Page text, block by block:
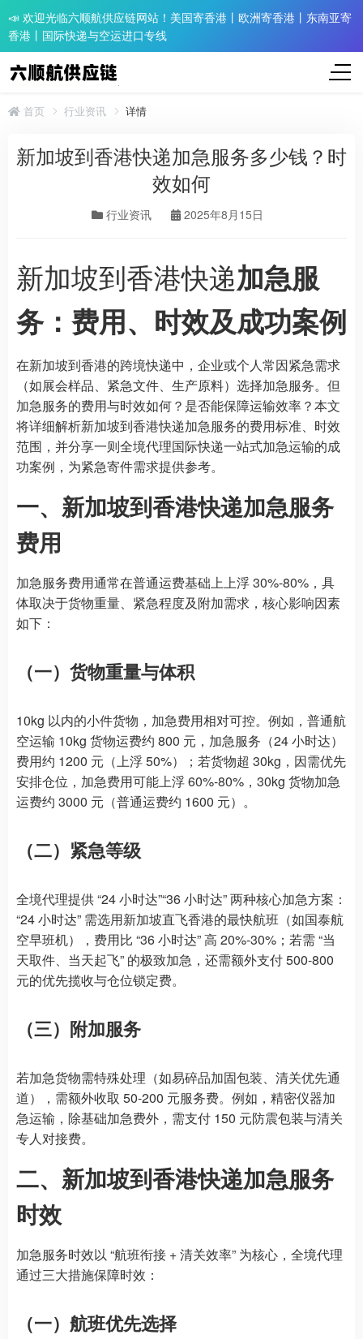
📣 欢迎光临六顺航供应链网站！美国寄香港丨欧洲寄香港丨东南亚寄
香港丨国际快递与空运进口专线
首页 行业资讯 详情
新加坡到香港快递加急服务多少钱？时
效如何
行业资讯 2025年8月15日
新加坡到香港快递加急服
务：费用、时效及成功案例
在新加坡到香港的跨境快递中，企业或个人常因紧急需求
（如展会样品、紧急文件、生产原料）选择加急服务。但
加急服务的费用与时效如何？是否能保障运输效率？本文
将详细解析新加坡到香港快递加急服务的费用标准、时效
范围，并分享一则全境代理国际快递一站式加急运输的成
功案例，为紧急寄件需求提供参考。
一、新加坡到香港快递加急服务
费用
加急服务费用通常在普通运费基础上上浮 30%-80%，具
体取决于货物重量、紧急程度及附加需求，核心影响因素
如下：
（一）货物重量与体积
10kg 以内的小件货物，加急费用相对可控。例如，普通航
空运输 10kg 货物运费约 800 元，加急服务（24 小时达）
费用约 1200 元（上浮 50%）；若货物超 30kg，因需优先
安排仓位，加急费用可能上浮 60%-80%，30kg 货物加急
运费约 3000 元（普通运费约 1600 元）。
（二）紧急等级
全境代理提供 “24 小时达”“36 小时达” 两种核心加急方案：
“24 小时达” 需选用新加坡直飞香港的最快航班（如国泰航
空早班机），费用比 “36 小时达” 高 20%-30%；若需 “当
天取件、当天起飞” 的极致加急，还需额外支付 500-800
元的优先揽收与仓位锁定费。
（三）附加服务
若加急货物需特殊处理（如易碎品加固包装、清关优先通
道），需额外收取 50-200 元服务费。例如，精密仪器加
急运输，除基础加急费外，需支付 150 元防震包装与清关
专人对接费。
二、新加坡到香港快递加急服务
时效
加急服务时效以 “航班衔接 + 清关效率” 为核心，全境代理
通过三大措施保障时效：
（一）航班优先选择